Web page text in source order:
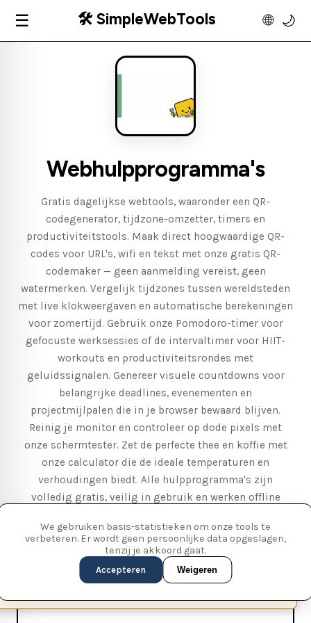
☰ 🛠️ SimpleWebTools 🌐 🌙
We gebruiken basis-statistieken om onze tools te
verbeteren. Er wordt geen persoonlijke data opgeslagen,
tenzij je akkoord gaat.
Accepteren Weigeren
Webhulpprogramma's
Gratis dagelijkse webtools, waaronder een QR-
codegenerator, tijdzone-omzetter, timers en
productiviteitstools. Maak direct hoogwaardige QR-
codes voor URL's, wifi en tekst met onze gratis QR-
codemaker — geen aanmelding vereist, geen
watermerken. Vergelijk tijdzones tussen wereldsteden
met live klokweergaven en automatische berekeningen
voor zomertijd. Gebruik onze Pomodoro-timer voor
gefocuste werksessies of de intervaltimer voor HIIT-
workouts en productiviteitsrondes met
geluidssignalen. Genereer visuele countdowns voor
belangrijke deadlines, evenementen en
projectmijlpalen die in je browser bewaard blijven.
Reinig je monitor en controleer op dode pixels met
onze schermtester. Zet de perfecte thee en koffie met
onze calculator die de ideale temperaturen en
verhoudingen biedt. Alle hulpprogramma's zijn
volledig gratis, veilig in gebruik en werken offline
QR-code Generator
Genereer hoogwaardige QR-codes voor URL's en tekst.